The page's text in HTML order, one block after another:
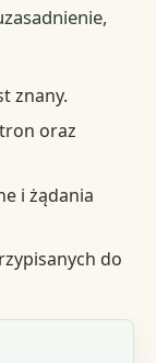
znany.
oraz
i żądania
do